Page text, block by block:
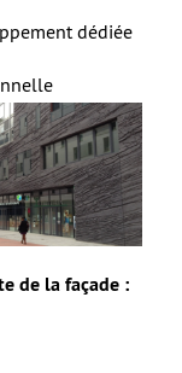
dédiée
de la façade :